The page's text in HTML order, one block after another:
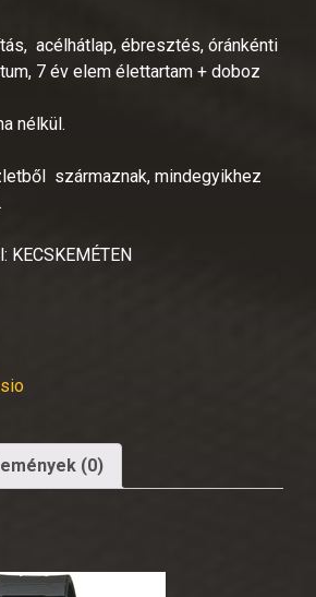
acélhátlap, ébresztés, óránkénti
7 év elem élettartam + doboz
nélkül.
származnak, mindegyikhez
(0)